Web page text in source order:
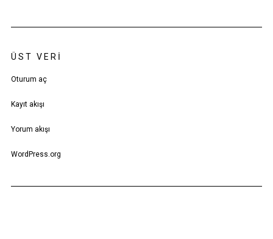
ÜST VERI
Oturum aç
Kayıt akışı
Yorum akışı
WordPress.org